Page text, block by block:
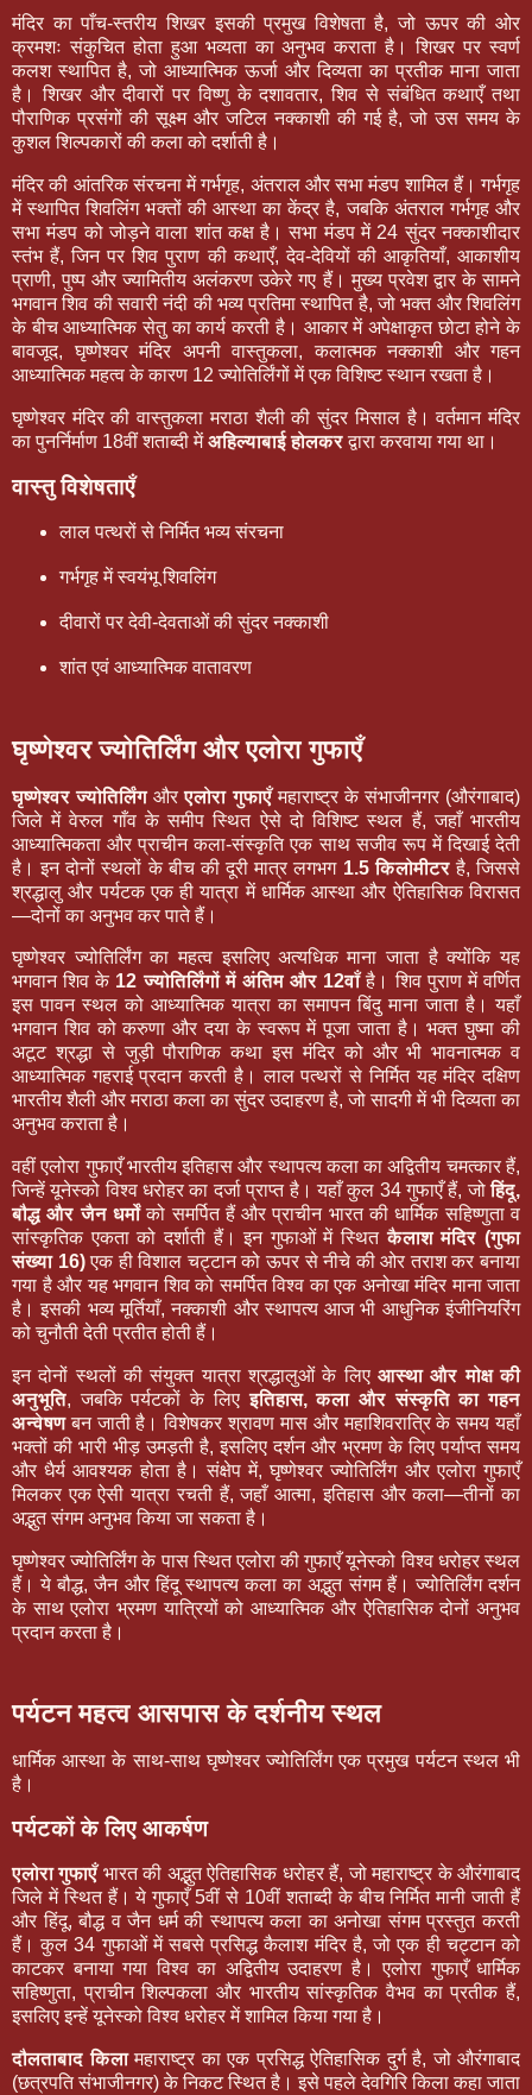
मंदिर का पाँच-स्तरीय शिखर इसकी प्रमुख विशेषता है, जो ऊपर की ओर
क्रमशः संकुचित होता हुआ भव्यता का अनुभव कराता है। शिखर पर स्वर्ण
कलश स्थापित है, जो आध्यात्मिक ऊर्जा और दिव्यता का प्रतीक माना जाता
है। शिखर और दीवारों पर विष्णु के दशावतार, शिव से संबंधित कथाएँ तथा
पौराणिक प्रसंगों की सूक्ष्म और जटिल नक्काशी की गई है, जो उस समय के
कुशल शिल्पकारों की कला को दर्शाती है।
मंदिर की आंतरिक संरचना में गर्भगृह, अंतराल और सभा मंडप शामिल हैं। गर्भगृह
में स्थापित शिवलिंग भक्तों की आस्था का केंद्र है, जबकि अंतराल गर्भगृह और
सभा मंडप को जोड़ने वाला शांत कक्ष है। सभा मंडप में 24 सुंदर नक्काशीदार
स्तंभ हैं, जिन पर शिव पुराण की कथाएँ, देव-देवियों की आकृतियाँ, आकाशीय
प्राणी, पुष्प और ज्यामितीय अलंकरण उकेरे गए हैं। मुख्य प्रवेश द्वार के सामने
भगवान शिव की सवारी नंदी की भव्य प्रतिमा स्थापित है, जो भक्त और शिवलिंग
के बीच आध्यात्मिक सेतु का कार्य करती है। आकार में अपेक्षाकृत छोटा होने के
बावजूद, घृष्णेश्वर मंदिर अपनी वास्तुकला, कलात्मक नक्काशी और गहन
आध्यात्मिक महत्व के कारण 12 ज्योतिर्लिंगों में एक विशिष्ट स्थान रखता है।
घृष्णेश्वर मंदिर की वास्तुकला मराठा शैली की सुंदर मिसाल है। वर्तमान मंदिर
का पुनर्निर्माण 18वीं शताब्दी मेंअहिल्याबाई होलकरद्वारा करवाया गया था।
वास्तु विशेषताएँ
लाल पत्थरों से निर्मित भव्य संरचना
गर्भगृह में स्वयंभू शिवलिंग
दीवारों पर देवी-देवताओं की सुंदर नक्काशी
शांत एवं आध्यात्मिक वातावरण
घृष्णेश्वर ज्योतिर्लिंग और एलोरा गुफाएँ
घृष्णेश्वर ज्योतिर्लिंगऔरएलोरा गुफाएँमहाराष्ट्र के संभाजीनगर (औरंगाबाद)
जिले में वेरुल गाँव के समीप स्थित ऐसे दो विशिष्ट स्थल हैं, जहाँ भारतीय
आध्यात्मिकता और प्राचीन कला-संस्कृति एक साथ सजीव रूप में दिखाई देती
है। इन दोनों स्थलों के बीच की दूरी मात्र लगभग 1.5 किलोमीटरहै, जिससे
श्रद्धालु और पर्यटक एक ही यात्रा में धार्मिक आस्था और ऐतिहासिक विरासत
—दोनों का अनुभव कर पाते हैं।
घृष्णेश्वर ज्योतिर्लिंग का महत्व इसलिए अत्यधिक माना जाता है क्योंकि यह
भगवान शिव के 12 ज्योतिर्लिंगों में अंतिम और 12वाँहै। शिव पुराण में वर्णित
इस पावन स्थल को आध्यात्मिक यात्रा का समापन बिंदु माना जाता है। यहाँ
भगवान शिव को करुणा और दया के स्वरूप में पूजा जाता है। भक्त घुष्मा की
अटूट श्रद्धा से जुड़ी पौराणिक कथा इस मंदिर को और भी भावनात्मक व
आध्यात्मिक गहराई प्रदान करती है। लाल पत्थरों से निर्मित यह मंदिर दक्षिण
भारतीय शैली और मराठा कला का सुंदर उदाहरण है, जो सादगी में भी दिव्यता का
अनुभव कराता है।
वहीं एलोरा गुफाएँ भारतीय इतिहास और स्थापत्य कला का अद्वितीय चमत्कार हैं,
जिन्हें यूनेस्को विश्व धरोहर का दर्जा प्राप्त है। यहाँ कुल 34 गुफाएँ हैं, जोहिंदू,
बौद्ध और जैन धर्मोंको समर्पित हैं और प्राचीन भारत की धार्मिक सहिष्णुता व
सांस्कृतिक एकता को दर्शाती हैं। इन गुफाओं में स्थितकैलाश मंदिर (गुफा
संख्या 16)एक ही विशाल चट्टान को ऊपर से नीचे की ओर तराश कर बनाया
गया है और यह भगवान शिव को समर्पित विश्व का एक अनोखा मंदिर माना जाता
है। इसकी भव्य मूर्तियाँ, नक्काशी और स्थापत्य आज भी आधुनिक इंजीनियरिंग
को चुनौती देती प्रतीत होती हैं।
इन दोनों स्थलों की संयुक्त यात्रा श्रद्धालुओं के लिए आस्था और मोक्ष की
अनुभूति, जबकि पर्यटकों के लिएइतिहास, कला और संस्कृति का गहन
अन्वेषणबन जाती है। विशेषकर श्रावण मास और महाशिवरात्रि के समय यहाँ
भक्तों की भारी भीड़ उमड़ती है, इसलिए दर्शन और भ्रमण के लिए पर्याप्त समय
और धैर्य आवश्यक होता है। संक्षेप में, घृष्णेश्वर ज्योतिर्लिंग और एलोरा गुफाएँ
मिलकर एक ऐसी यात्रा रचती हैं, जहाँ आत्मा, इतिहास और कला—तीनों का
अद्भुत संगम अनुभव किया जा सकता है।
घृष्णेश्वर ज्योतिर्लिंग के पास स्थित एलोरा की गुफाएँ यूनेस्को विश्व धरोहर स्थल
हैं। ये बौद्ध, जैन और हिंदू स्थापत्य कला का अद्भुत संगम हैं। ज्योतिर्लिंग दर्शन
के साथ एलोरा भ्रमण यात्रियों को आध्यात्मिक और ऐतिहासिक दोनों अनुभव
प्रदान करता है।
पर्यटन महत्व आसपास के दर्शनीय स्थल
धार्मिक आस्था के साथ-साथ घृष्णेश्वर ज्योतिर्लिंग एक प्रमुख पर्यटन स्थल भी
है।
पर्यटकों के लिए आकर्षण
एलोरा गुफाएँभारत की अद्भुत ऐतिहासिक धरोहर हैं, जो महाराष्ट्र के औरंगाबाद
जिले में स्थित हैं। ये गुफाएँ 5वीं से 10वीं शताब्दी के बीच निर्मित मानी जाती हैं
और हिंदू, बौद्ध व जैन धर्म की स्थापत्य कला का अनोखा संगम प्रस्तुत करती
हैं। कुल 34 गुफाओं में सबसे प्रसिद्ध कैलाश मंदिर है, जो एक ही चट्टान को
काटकर बनाया गया विश्व का अद्वितीय उदाहरण है। एलोरा गुफाएँ धार्मिक
सहिष्णुता, प्राचीन शिल्पकला और भारतीय सांस्कृतिक वैभव का प्रतीक हैं,
इसलिए इन्हें यूनेस्को विश्व धरोहर में शामिल किया गया है।
दौलताबाद किलामहाराष्ट्र का एक प्रसिद्ध ऐतिहासिक दुर्ग है, जो औरंगाबाद
(छत्रपति संभाजीनगर) के निकट स्थित है। इसे पहले देवगिरि किला कहा जाता